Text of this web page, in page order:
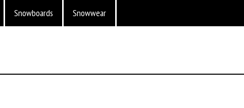
Snowboards Snowwear